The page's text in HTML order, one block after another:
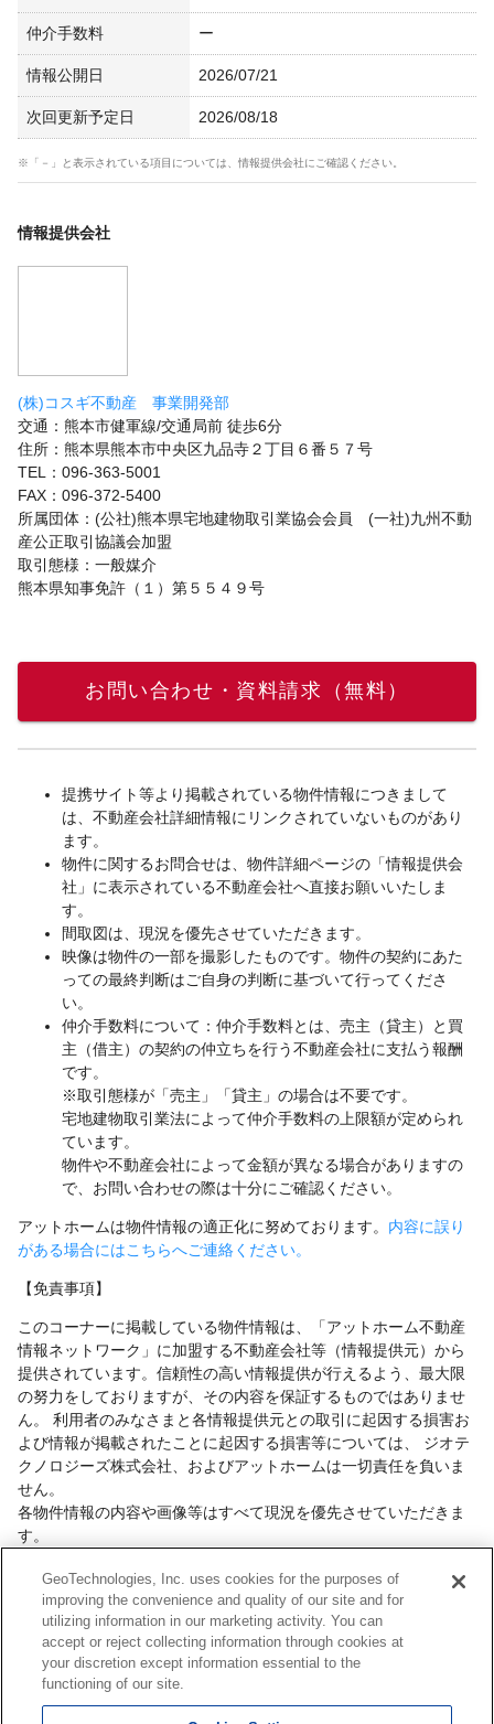
仲介手数料 ー
情報公開日 2026/07/21
次回更新予定日 2026/08/18
※「－」と表示されている項目については、情報提供会社にご確認ください。
情報提供会社
(株)コスギ不動産 事業開発部
交通：熊本市健軍線/交通局前 徒歩6分
住所：熊本県熊本市中央区九品寺２丁目６番５７号
TEL：096-363-5001
FAX：096-372-5400
所属団体：(公社)熊本県宅地建物取引業協会会員 (一社)九州不動
産公正取引協議会加盟
取引態様：一般媒介
熊本県知事免許（１）第５５４９号
お問い合わせ・資料請求（無料）
提携サイト等より掲載されている物件情報につきまして
は、不動産会社詳細情報にリンクされていないものがあり
ます。
物件に関するお問合せは、物件詳細ページの「情報提供会
社」に表示されている不動産会社へ直接お願いいたしま
す。
間取図は、現況を優先させていただきます。
映像は物件の一部を撮影したものです。物件の契約にあた
っての最終判断はご自身の判断に基づいて行ってくださ
い。
仲介手数料について：仲介手数料とは、売主（貸主）と買
主（借主）の契約の仲立ちを行う不動産会社に支払う報酬
です。
※取引態様が「売主」「貸主」の場合は不要です。
宅地建物取引業法によって仲介手数料の上限額が定められ
ています。
物件や不動産会社によって金額が異なる場合がありますの
で、お問い合わせの際は十分にご確認ください。
アットホームは物件情報の適正化に努めております。 内容に誤り
がある場合にはこちらへご連絡ください。
【免責事項】
このコーナーに掲載している物件情報は、「アットホーム不動産
情報ネットワーク」に加盟する不動産会社等（情報提供元）から
提供されています。信頼性の高い情報提供が行えるよう、最大限
の努力をしておりますが、その内容を保証するものではありませ
ん。 利用者のみなさまと各情報提供元との取引に起因する損害お
よび情報が掲載されたことに起因する損害等については、 ジオテ
クノロジーズ株式会社、およびアットホームは一切責任を負いま
せん。
各物件情報の内容や画像等はすべて現況を優先させていただきま
す。
容や契約条件等について、 各情報提供元より十分な説明を受け、
ご自身でご確認の上、判断してください。
このコーナーへの物件情報のご掲載、その他不動産業務ソリュー
ション等についての不動産会社様のお問合せはこちら からお願い
いたします。
GeoTechnologies, Inc. uses cookies for the purposes of
improving the convenience and quality of our site and for
utilizing information in our marketing activity. You can
accept or reject collecting information through cookies at
your discretion except information essential to the
functioning of our site.